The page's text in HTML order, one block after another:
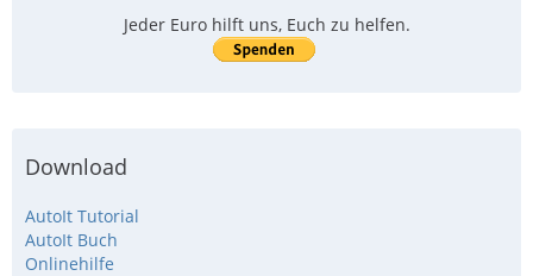
Jeder Euro hilft uns, Euch zu helfen.
Download
AutoIt Tutorial
AutoIt Buch
Onlinehilfe